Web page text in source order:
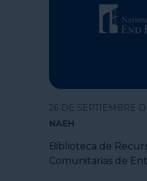
26 DE SEPTIEMBRE
NAEH
Biblioteca de
Comunitarias de